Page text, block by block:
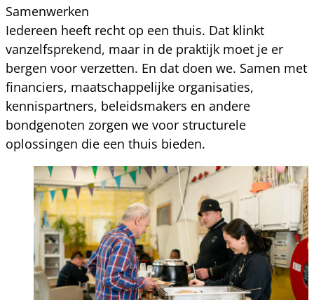
Samenwerken
Iedereen heeft recht op een thuis. Dat klinkt
vanzelfsprekend, maar in de praktijk moet je er
bergen voor verzetten. En dat doen we. Samen met
financiers, maatschappelijke organisaties,
kennispartners, beleidsmakers en andere
bondgenoten zorgen we voor structurele
oplossingen die een thuis bieden.